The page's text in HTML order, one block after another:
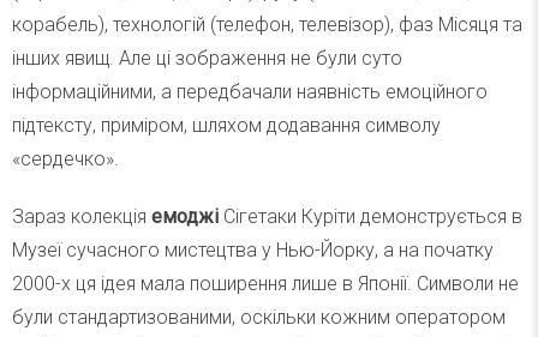
корабель), технологій (телефон, телевізор), фаз Місяця та
інших явищ. Але ці зображення не були суто
інформаційними, а передбачали наявність емоційного
підтексту, приміром, шляхом додавання символу
«сердечко».
Зараз колекція емоджі Сігетаки Куріти демонструється в
Музеї сучасного мистецтва у Нью-Йорку, а на початку
2000-х ця ідея мала поширення лише в Японії. Символи не
були стандартизованими, оскільки кожним оператором